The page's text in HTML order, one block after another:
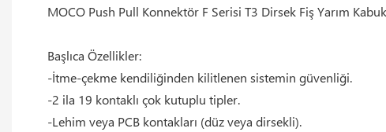
MOCO Push Pull Konnektör F Serisi T3 Dirsek Fiş Yarım
Başlıca Özellikler:
-İtme-çekme kendiliğinden kilitlenen sistemin güvenliği.
-2 ila 19 kontaklı çok kutuplu tipler.
-Lehim veya PCB kontakları (düz veya dirsekli).